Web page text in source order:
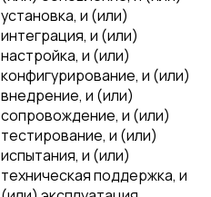
установка, и (или)
интеграция, и (или)
настройка, и (или)
конфигурирование, и (или)
внедрение, и (или)
сопровождение, и (или)
тестирование, и (или)
испытания, и (или)
техническая поддержка, и